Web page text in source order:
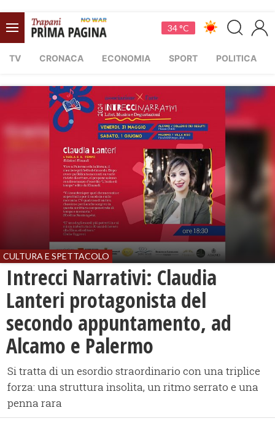
34 °C
TV CRONACA ECONOMIA SPORT POLITICA
CULTURA E SPETTACOLO
Intrecci Narrativi: Claudia
Lanteri protagonista del
secondo appuntamento, ad
Alcamo e Palermo
Si tratta di un esordio straordinario con una triplice
forza: una struttura insolita, un ritmo serrato e una
penna rara